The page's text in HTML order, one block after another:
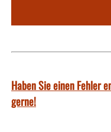
Haben Sie einen Fehler
gerne!